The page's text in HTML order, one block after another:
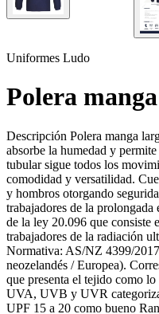
Uniformes Ludo
Polera
Descripción Polera manga
absorbe la humedad y
tubular sigue todos los
comodidad y versatilidad.
y hombros otorgando
trabajadores de la
de la ley 20.096 que consiste
trabajadores de la radiación
Normativa: AS/NZ 4399/
neozelandés / Europea).
que presenta el tejido como
UVA, UVB y UVR
UPF 15 a 20 como bueno